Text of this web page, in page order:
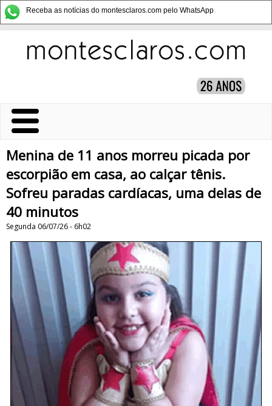
Receba as notícias do montesclaros.com pelo WhatsApp
Menina de 11 anos morreu picada por
escorpião em casa, ao calçar tênis.
Sofreu paradas cardíacas, uma delas de
40 minutos
Segunda 06/07/26 - 6h02